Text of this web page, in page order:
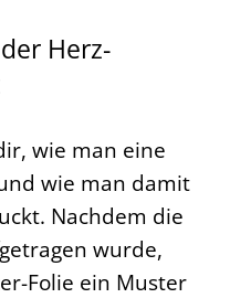
Herz-
wie man eine
wie man damit
Nachdem die
wurde,
Folie ein Muster